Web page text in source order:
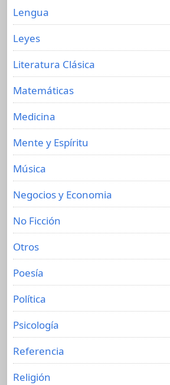
Lengua
Leyes
Literatura Clásica
Matemáticas
Medicina
Mente y Espíritu
Música
Negocios y Economia
No Ficción
Otros
Poesía
Política
Psicología
Referencia
Religión